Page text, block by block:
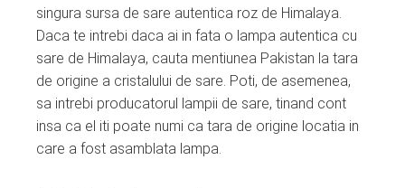
singura sursa de sare autentica roz de Himalaya.
Daca te intrebi daca ai in fata o lampa autentica cu
sare de Himalaya, cauta mentiunea Pakistan la tara
de origine a cristalului de sare. Poti, de asemenea,
sa intrebi producatorul lampii de sare, tinand cont
insa ca el iti poate numi ca tara de origine locatia in
care a fost asamblata lampa.